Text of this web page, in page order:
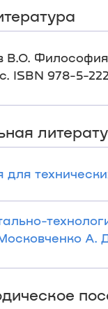
В.О.
с. ISBN 978-5-
А.